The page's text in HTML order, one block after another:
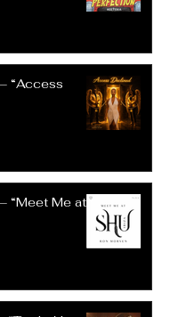
“Access
“Meet Me at